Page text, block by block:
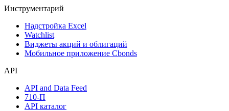
Инструментарий
Надстройка Excel
Watchlist
Виджеты акций и облигаций
Мобильное приложение Cbonds
API
API and Data Feed
710-П
API каталог